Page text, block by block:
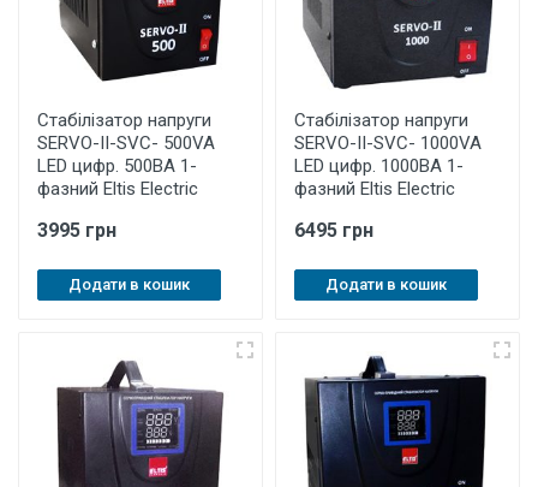
Стабілізатор напруги
SERVO-II-SVC- 500VA
LED цифр. 500ВА 1-
фазний Eltis Electric
3995 грн
Додати в кошик
Стабілізатор напруги
SERVO-II-SVC- 1000VA
LED цифр. 1000ВА 1-
фазний Eltis Electric
6495 грн
Додати в кошик